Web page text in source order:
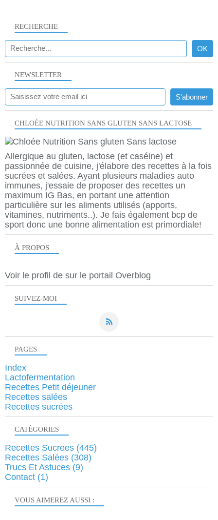
NEWSLETTER
SUIVEZ-MOI
RECHERCHE
CHLOÉE NUTRITION SANS GLUTEN SANS LACTOSE
Allergique au gluten, lactose (et caséine) et
passionnée de cuisine, j'élabore des recettes à la fois
sucrées et salées. Ayant plusieurs maladies auto
immunes, j'essaie de proposer des recettes un
maximum IG Bas, en portant une attention
particulière sur les aliments utilisés (apports,
vitamines, nutriments..). Je fais également bcp de
sport donc une bonne alimentation est primordiale!
À PROPOS
Voir le profil de sur le portail Overblog
VOUS AIMEREZ AUSSI :
PAGES
Index
Lactofermentation
Recettes Petit déjeuner
Recettes salées
Recettes sucrées
CATÉGORIES
Recettes Sucrees (445)
Recettes Salées (308)
Trucs Et Astuces (9)
Contact (1)